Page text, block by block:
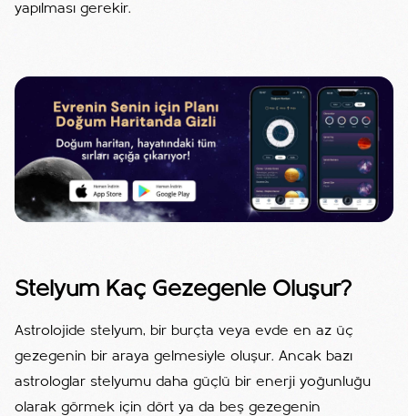
yapılması gerekir.
Stelyum Kaç Gezegenle Oluşur?
Astrolojide stelyum, bir burçta veya evde en az üç
gezegenin bir araya gelmesiyle oluşur. Ancak bazı
astrologlar stelyumu daha güçlü bir enerji yoğunluğu
olarak görmek için dört ya da beş gezegenin